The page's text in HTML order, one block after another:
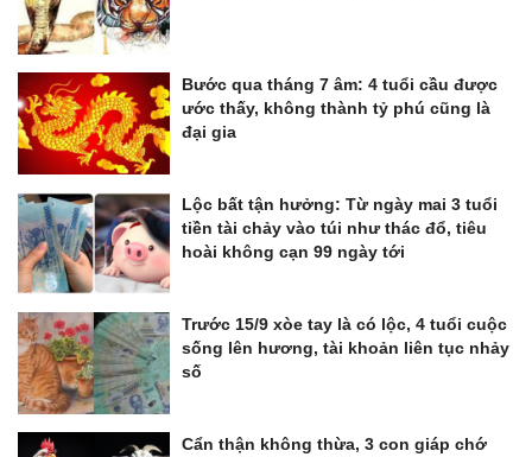
Bước qua tháng 7 âm: 4 tuổi cầu được
ước thấy, không thành tỷ phú cũng là
đại gia
Lộc bất tận hưởng: Từ ngày mai 3 tuổi
tiền tài chảy vào túi như thác đổ, tiêu
hoài không cạn 99 ngày tới
Trước 15/9 xòe tay là có lộc, 4 tuổi cuộc
sống lên hương, tài khoản liên tục nhảy
số
Cẩn thận không thừa, 3 con giáp chớ